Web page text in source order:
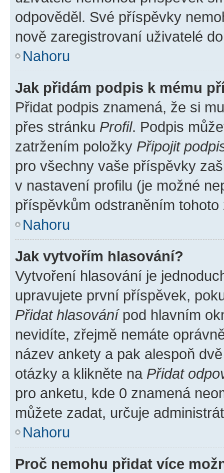
odpověděl. Své příspěvky
nově zaregistrovaní uživatelé
Nahoru
Jak přidám podpis k mému
Přidat podpis znamená, že si
přes stránku Profil. Podpis
zatržením položky Připojit
pro všechny vaše příspěvky
v nastavení profilu (je možné
příspěvkům odstraněním
Nahoru
Jak vytvořím hlasování?
Vytvoření hlasování je
upravujete první příspěvek,
Přidat hlasovánípod hlavním
nevidíte, zřejmě nemáte
název ankety a pak alespoň
otázky a klikněte na Přidat
pro anketu, kde 0 znamená
můžete zadat, určuje
Nahoru
Proč nemohu přidat více